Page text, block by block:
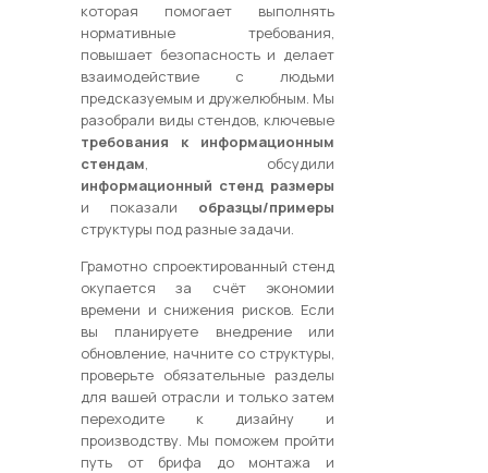
которая помогает выполнять
нормативные требования,
повышает безопасность и делает
взаимодействие с людьми
предсказуемым и дружелюбным. Мы
разобрали виды стендов, ключевые
требования к информационным
стендам, обсудили
информационный стенд размеры
и показали образцы/примеры
структуры под разные задачи.
Грамотно спроектированный стенд
окупается за счёт экономии
времени и снижения рисков. Если
вы планируете внедрение или
обновление, начните со структуры,
проверьте обязательные разделы
для вашей отрасли и только затем
переходите к дизайну и
производству. Мы поможем пройти
путь от брифа до монтажа и